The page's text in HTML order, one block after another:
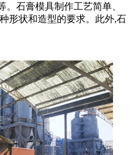
石膏模具制作工艺简单、
形状和造型的要求。此外,石